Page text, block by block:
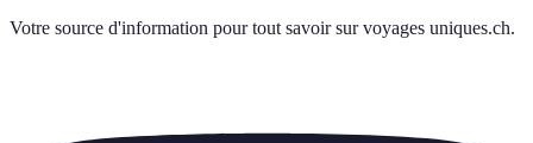
Votre source d'information pour tout savoir sur voyages uniques.ch.